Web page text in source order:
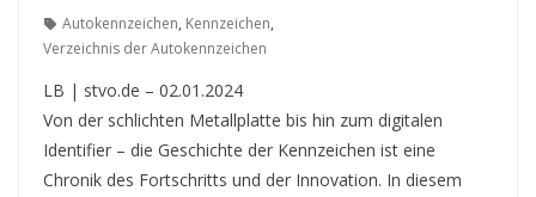
Autokennzeichen, Kennzeichen,
Verzeichnis der Autokennzeichen
LB | stvo.de – 02.01.2024
Von der schlichten Metallplatte bis hin zum digitalen
Identifier – die Geschichte der Kennzeichen ist eine
Chronik des Fortschritts und der Innovation. In diesem